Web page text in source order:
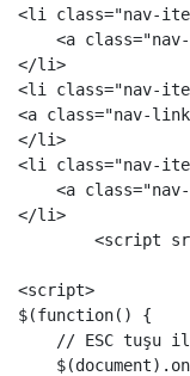
<li
class="nav-
<a class=
</li>
<li
class="nav-
<a class="nav-
</li>
<li
class="nav-
<a class=
</li>
<script
<script>
$(function()
{
// ESC tuşu
$(document). on